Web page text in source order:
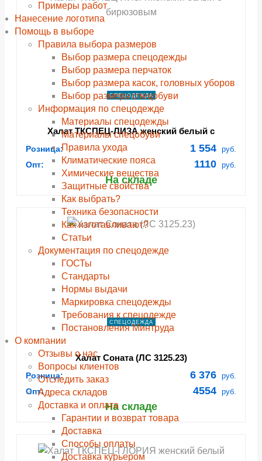
Примеры работ
Нанесение логотипа
Помощь в выборе
Правила выбора размеров
Выбор размера спецодежды
Выбор размера перчаток
Выбор размера касок, головных уборов
Выбор размера спецобуви
Информация по спецодежде
Материалы спецодежды
Материалы спецобуви
Правила ухода
Климатические пояса
Химические вещества
Защитные свойства
Как выбрать?
Техника безопасности
Как изготавливают?
Статьи
Документация по спецодежде
ГОСТы
Cтандарты
Нормы выдачи
Маркировка спецодежды
Требования к спецодежде
Постановления Минтруда
О компании
Отзывы о нас
Вопросы клиентов
Отследить заказ
Адреса складов
Доставка и оплата
Гарантии и возврат товара
Доставка
Способы оплаты
Доставка курьером
СПЕЦОДЕЖДА
Халат ТКСПЕЦ-ЛИЗА женский белый с
бирюзовым
Розница: 1 554 руб.
Опт: 1110 руб.
На складе
СПЕЦОДЕЖДА
Халат Соната (ЛС 3125.23)
Розница: 6 376 руб.
Опт: 4554 руб.
На складе